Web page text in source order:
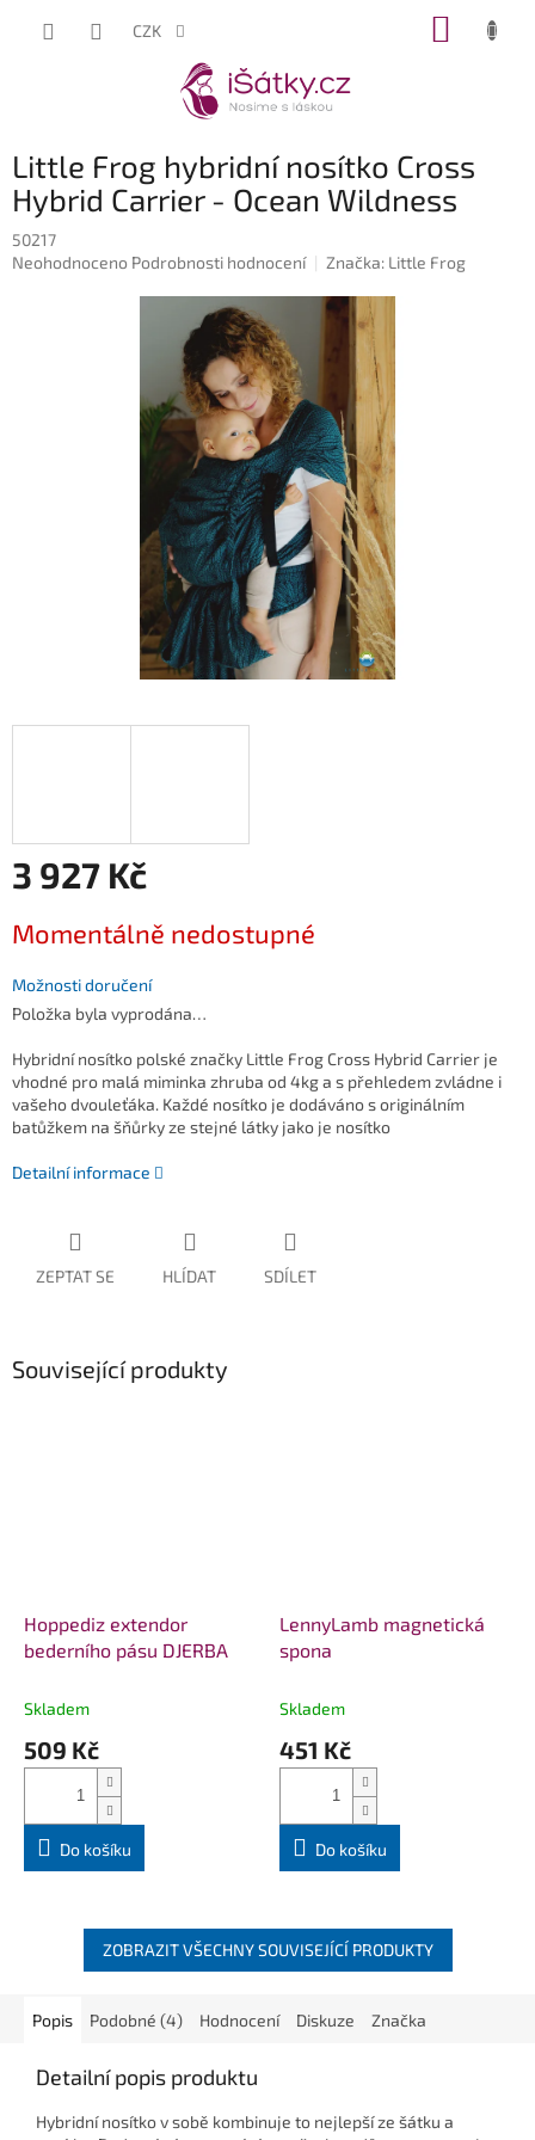
CZK
Little Frog hybridní nosítko Cross
Hybrid Carrier - Ocean Wildness
50217
Průměrné
Neohodnoceno Podrobnosti hodnocení Značka: Little Frog
3 927 Kč
cena:
Momentálně nedostupné
Možnosti doručení
Položka byla vyprodána…
Hybridní nosítko polské značky Little Frog Cross Hybrid Carrier je
vhodné pro malá miminka zhruba od 4kg a s přehledem zvládne i
vašeho dvouleťáka. Každé nosítko je dodáváno s originálním
batůžkem na šňůrky ze stejné látky jako je nosítko
Detailní informace
ZEPTAT SE HLÍDAT SDÍLET
Související produkty
Hoppediz extendor
bederního pásu DJERBA
Skladem
509 Kč
Do košíku
LennyLamb magnetická
spona
Skladem
451 Kč
Do košíku
ZOBRAZIT VŠECHNY SOUVISEJÍCÍ PRODUKTY
Popis Podobné (4) Hodnocení Diskuze Značka
Detailní popis produktu
Hybridní nosítko v sobě kombinuje to nejlepší ze šátku a